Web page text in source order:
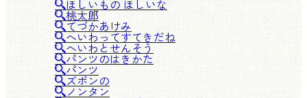
ほしいもの ほしいな
桃太郎
てづかあけみ
へいわってすてきだね
へいわとせんそう
パンツのはきかた
パンツ
ズボンの
ノンタン